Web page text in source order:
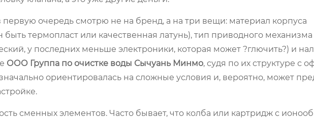
очередь смотрю не на бренд, а на три вещи: материал корпуса
термопласт или качественная латунь), тип приводного механизма
у последних меньше электроники, которая может ?глючить?) и
ООО Группа по очистке воды Сычуань Минмо, судя по их структуре с
ориентировалась на сложные условия и, вероятно, может
сменных элементов. Часто бывает, что колба или картридж с